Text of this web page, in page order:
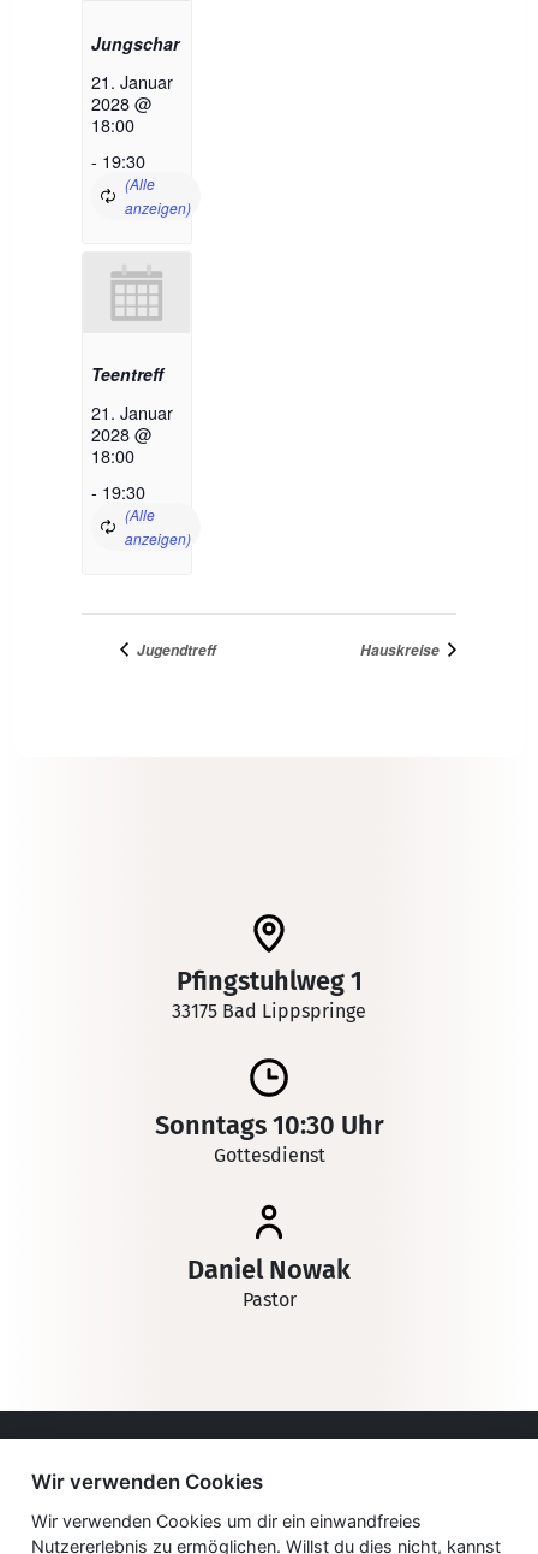
Jungschar
21. Januar
2028 @
18:00
- 19:30
Teentreff
21. Januar
2028 @
18:00
- 19:30
Jugendtreff Hauskreise
Pfingstuhlweg 1
33175 Bad Lippspringe
Sonntags 10:30 Uhr
Gottesdienst
Daniel Nowak
Pastor
Impressum
Datenschutzerklärung
Wir verwenden Cookies
Wir verwenden Cookies um dir ein einwandfreies
Nutzererlebnis zu ermöglichen. Willst du dies nicht, kannst